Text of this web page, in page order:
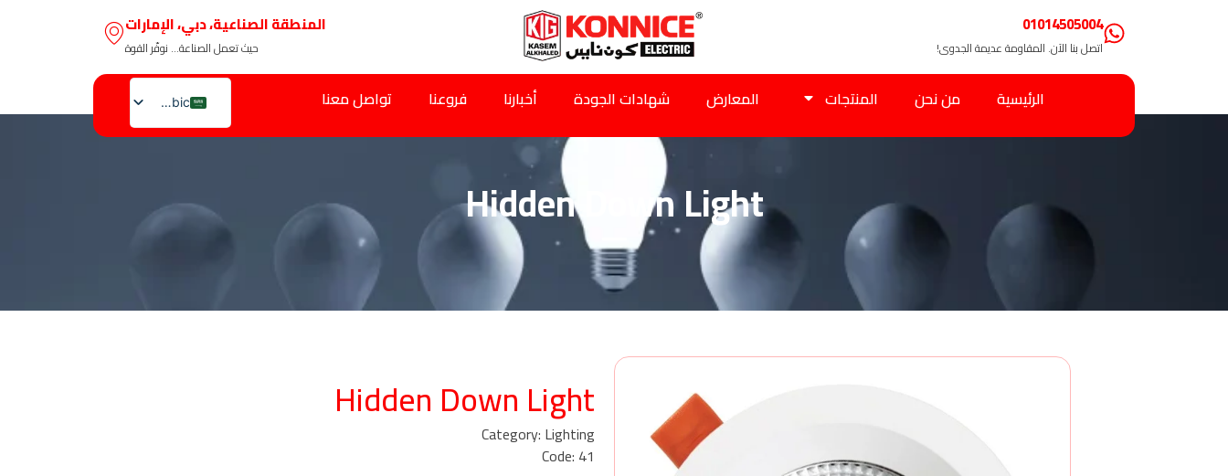
01014505004
اتصل بنا الآن. المقاومة عديمة الجدوى!
المنطقة الصناعية، دبي، الإمارات
حيث تعمل الصناعة… نوفّر القوة
Arabic
English
الرئيسية من نحن المنتجات المعارض شهادات الجودة أخبارنا فروعنا تواصل معنا
Hidden Down Light
Hidden Down Light
Category: Lighting
Code: 41